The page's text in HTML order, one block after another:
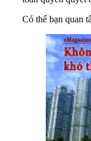
Có thể bạn quan